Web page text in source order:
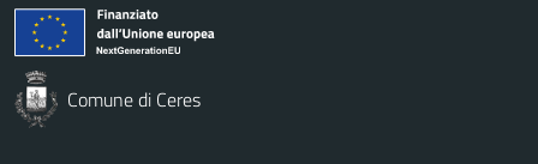
Comune di Ceres